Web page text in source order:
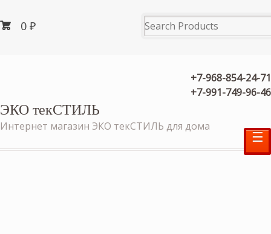
0₽
+7-968-854-24-71
+7-991-749-96-46
ЭКО текСТИЛЬ
Интернет магазин ЭКО текСТИЛЬ для дома
☰